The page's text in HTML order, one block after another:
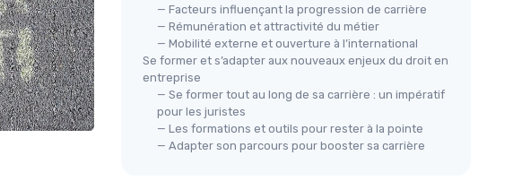
— Facteurs influençant la progression de carrière
— Rémunération et attractivité du métier
— Mobilité externe et ouverture à l’international
Se former et s’adapter aux nouveaux enjeux du droit en
entreprise
— Se former tout au long de sa carrière : un impératif
pour les juristes
— Les formations et outils pour rester à la pointe
— Adapter son parcours pour booster sa carrière